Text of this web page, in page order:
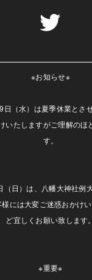
※お知らせ※
（水）は夏季休業とさ
いたしますがご理解のほ
す。
日）は、八幡大神社例
には大変ご迷惑おかけ
ど宜しくお願い致します。
※重要※